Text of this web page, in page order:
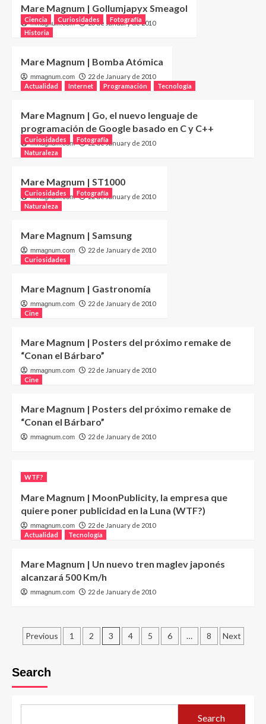
Mare Magnum | Gollumjapyx Smeagol
mmagnum.com 23 de January de 2010
Ciencia Curiosidades
Fotografía
Historia
Mare Magnum | Bomba Atómica
mmagnum.com
22 de January de 2010
Actualidad
Internet Programación Tecnología
Mare Magnum | Go, el nuevo lenguaje de
programación de Google basado en C y C++
mmagnum.com 22 de January de 2010
Curiosidades
Fotografía
Naturaleza
Mare Magnum | ST1000
mmagnum.com 22 de January de 2010
Curiosidades
Fotografía
Naturaleza
Mare Magnum | Samsung
mmagnum.com
22 de January de 2010
Curiosidades
Mare Magnum | Gastronomía
mmagnum.com
22 de January de 2010
Cine
Mare Magnum | Posters del próximo remake de
“Conan el Bárbaro”
mmagnum.com
22 de January de 2010
Cine
Mare Magnum | Posters del próximo remake de
“Conan el Bárbaro”
mmagnum.com 22 de January de 2010
WTF?
Mare Magnum | MoonPublicity, la empresa que
quiere poner publicidad en la Luna (WTF?)
mmagnum.com
22 de January de 2010
Actualidad
Tecnología
Mare Magnum | Un nuevo tren maglev japonés
alcanzará 500 Km/h
mmagnum.com 22 de January de 2010
Posts
Previous 1 2 3 4 5 6 … 8 Next
Search
Search